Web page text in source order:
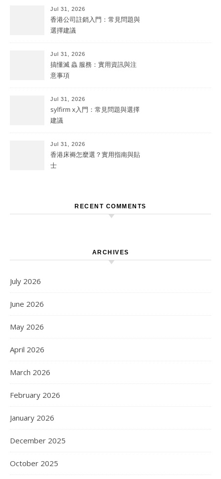
Jul 31, 2026
香港公司註銷入門：常見問題與
選擇建議
Jul 31, 2026
搞懂滅 蟲 服務：實用資訊與注
意事項
Jul 31, 2026
sylfirm x入門：常見問題與選擇
建議
Jul 31, 2026
香港床褥怎麼選？實用指南與貼
士
RECENT COMMENTS
ARCHIVES
July 2026
June 2026
May 2026
April 2026
March 2026
February 2026
January 2026
December 2025
October 2025